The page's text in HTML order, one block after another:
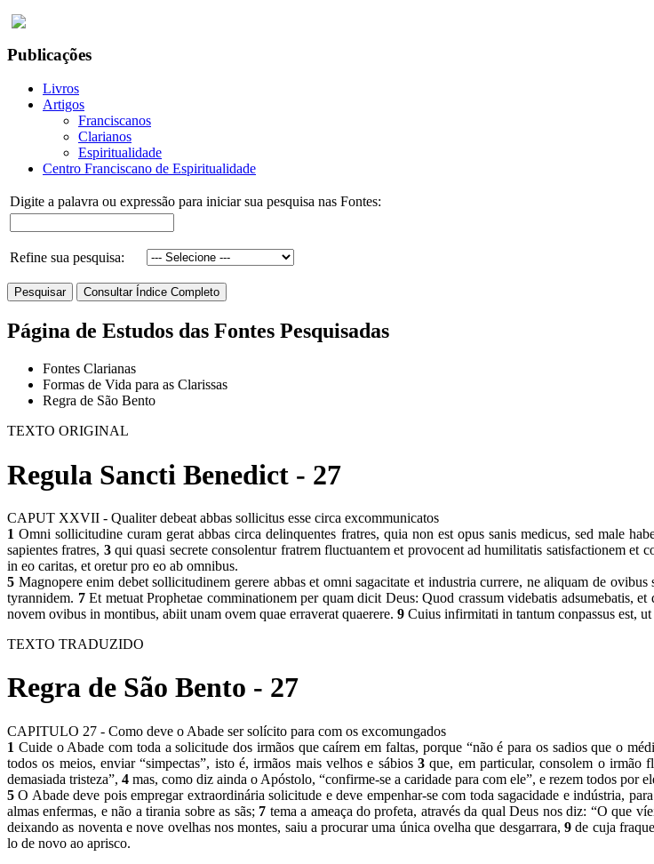
Publicações
Livros
Artigos
Franciscanos
Clarianos
Espiritualidade
Centro Franciscano de Espiritualidade
Digite a palavra ou expressão para iniciar sua pesquisa nas Fontes:
Refine sua pesquisa:
Página de Estudos das Fontes Pesquisadas
Fontes Clarianas
Formas de Vida para as Clarissas
Regra de São Bento
TEXTO ORIGINAL
Regula Sancti Benedict - 27
CAPUT XXVII - Qualiter debeat abbas sollicitus esse circa excommunicatos
1 Omni sollicitudine curam gerat abbas circa delinquentes fratres, quia non est opus sanis medicus, sed male
sapientes fratres, 3qui quasi secrete consolentur fratrem fluctuantem et provocent ad humilitatis satisfactionem et
in eo caritas, et oretur pro eo ab omnibus.
5 Magnopere enim debet sollicitudinem gerere abbas et omni sagacitate et industria currere, ne aliquam de ovibus
tyrannidem. 7Et metuat Prophetae comminationem per quam dicit Deus: Quod crassum videbatis adsumebatis, et
novem ovibus in montibus, abiit unam ovem quae erraverat quaerere. 9 Cuius infirmitati in tantum conpassus est,
TEXTO TRADUZIDO
Regra de São Bento - 27
CAPITULO 27 - Como deve o Abade ser solícito para com os excomungados
1 Cuide o Abade com toda a solicitude dos irmãos que caírem em faltas, porque “não é para os sadios que o
todos os meios, enviar “simpectas”, isto é, irmãos mais velhos e sábios 3que, em particular, consolem o irmão
demasiada tristeza”, 4 mas, como diz ainda o Apóstolo, “confirme-se a caridade para com ele”, e rezem todos por
5 O Abade deve pois empregar extraordinária solicitude e deve empenhar-se com toda sagacidade e indústria,
almas enfermas, e não a tirania sobre as sãs; 7 tema a ameaça do profeta, através da qual Deus nos diz: “O que
deixando as noventa e nove ovelhas nos montes, saiu a procurar uma única ovelha que desgarrara,9 de cuja
lo de novo ao aprisco.